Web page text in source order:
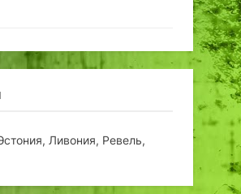
Ливония, Ревель,